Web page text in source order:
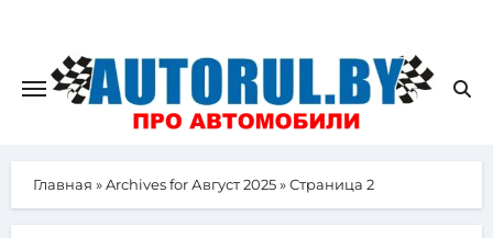
Главная »Archives for Август 2025»Страница 2